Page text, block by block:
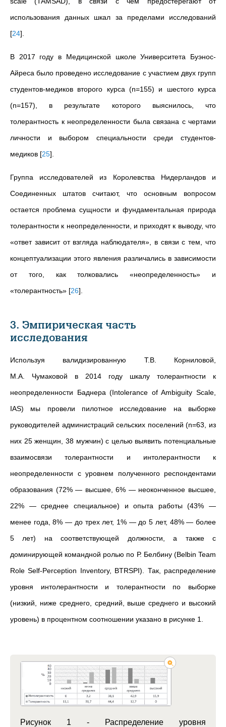
использования данных шкал за пределами исследований
[24]
В 2017 году в Медицинской школе Университета Буэнос-
Айреса было проведено исследование с участием двух групп
студентов-медиков второго курса (n=155) и шестого курса
(n=157), в результате которого выяснилось, что
толерантность к неопределенности была связана с чертами
личности и выбором специальности среди студентов-
медиков [25]
Группа исследователей из Королевства Нидерландов и
Соединенных штатов считают, что основным вопросом
остается проблема сущности и фундаментальная природа
толерантности к неопределенности, и приходят к выводу, что
«ответ зависит от взгляда наблюдателя», в связи с тем, что
концептуализации этого явления различались в зависимости
от того, как толковались «неопределенность» и
«толерантность» [26]
3. Эмпирическая часть
исследования
Используя валидизированную Т.В.
Корниловой,
М.А.
Чумаковой в 2014 году шкалу толерантности к
неопределенности Баднера (Intolerance of Ambiguity Scale,
IAS) мы провели пилотное исследование на выборке
руководителей администраций сельских поселений (n=63, из
них 25 женщин, 38 мужчин) с целью выявить потенциальные
взаимосвязи толерантности и интолерантности к
неопределенности с уровнем полученного респондентами
образования (72% — высшее, 6% — неоконченное высшее,
22% — среднее специальное) и опыта работы (43% —
менее года, 8% — до трех лет, 1% — до 5 лет, 48% — более
5 лет) на соответствующей должности, а также с
доминирующей командной ролью по Р. Белбину (Belbin Team
Role Self-Perception Inventory, BTRSPI). Так, распределение
уровня интолерантности и толерантности по выборке
(низкий, ниже среднего, средний, выше среднего и высокий
уровень) в процентном соотношении указано в рисунке 1.
Рисунок 1 - Распределение уровня